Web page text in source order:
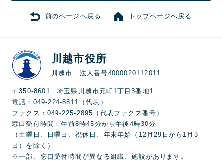
前のページへ戻る トップページへ戻る
川越市役所
川越市 法人番号4000020112011
〒350-8601 埼玉県川越市元町1丁目3番地1
電話：049-224-8811（代表）
ファクス：049-225-2895（代表ファクス番号）
窓口受付時間：午前8時45分から午後4時30分
（土曜日、日曜日、祝休日、年末年始（12月29日から1月3
日）を除く）
※一部、窓口受付時間が異なる組織、施設があります。